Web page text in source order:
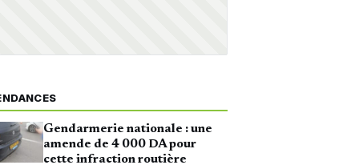
Gendarmerie nationale : une
amende de 4 000 DA pour
cette infraction routière